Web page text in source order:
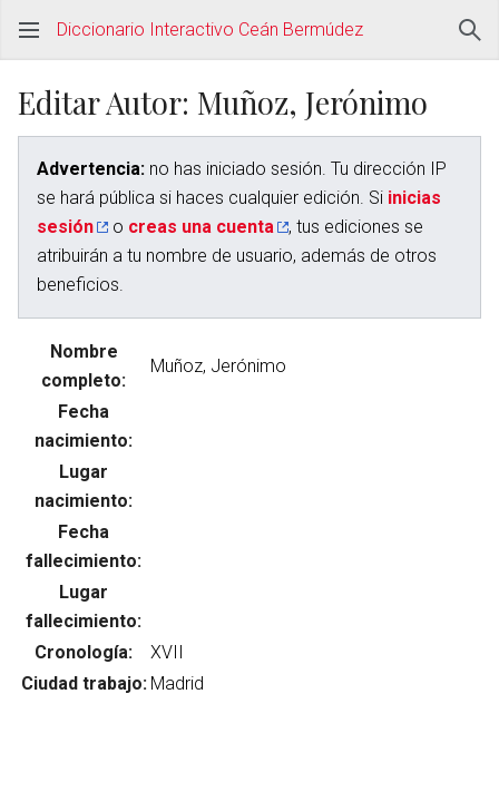
Abrir menú principal
Diccionario Interactivo Ceán Bermúdez
Editar Autor: Muñoz, Jerónimo
Advertencia: no has iniciado sesión. Tu dirección IP
se hará pública si haces cualquier edición. Si inicias
sesión
o creas una cuenta
, tus ediciones se
atribuirán a tu nombre de usuario, además de otros
beneficios.
Nombre
completo:
Fecha
nacimiento:
Lugar
nacimiento:
Fecha
fallecimiento:
Lugar
fallecimiento:
Cronología:
Ciudad trabajo: